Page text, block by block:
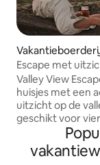
oli
Escape met
Valley View
huisjes met een
uitzicht op de
geschikt voor
twee
een open
eigen terras.